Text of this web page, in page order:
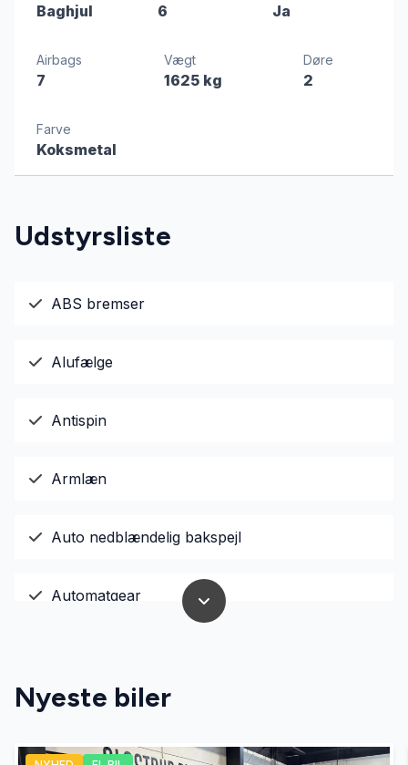
Baghjul 6 Ja
Airbags
7
Vægt
1625 kg
Døre
2
Farve
Koksmetal
Udstyrsliste
ABS bremser
Alufælge
Antispin
Armlæn
Auto nedblændelig bakspejl
Automatgear
Bakkamera
Nyeste biler